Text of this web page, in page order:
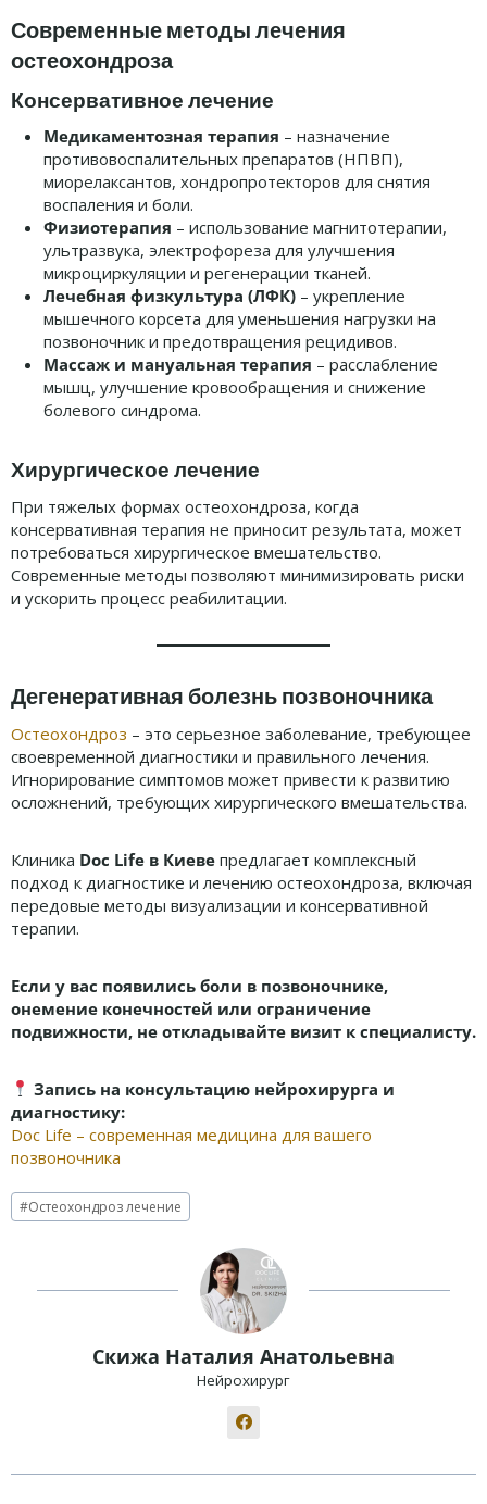
Современные методы лечения
остеохондроза
Консервативное лечение
Медикаментозная терапия – назначение
противовоспалительных препаратов (НПВП),
миорелаксантов, хондропротекторов для снятия
воспаления и боли.
Физиотерапия – использование магнитотерапии,
ультразвука, электрофореза для улучшения
микроциркуляции и регенерации тканей.
Лечебная физкультура (ЛФК) – укрепление
мышечного корсета для уменьшения нагрузки на
позвоночник и предотвращения рецидивов.
Массаж и мануальная терапия – расслабление
мышц, улучшение кровообращения и снижение
болевого синдрома.
Хирургическое лечение
При тяжелых формах остеохондроза, когда
консервативная терапия не приносит результата, может
потребоваться хирургическое вмешательство.
Современные методы позволяют минимизировать риски
и ускорить процесс реабилитации.
Дегенеративная болезнь позвоночника
Остеохондроз – это серьезное заболевание, требующее
своевременной диагностики и правильного лечения.
Игнорирование симптомов может привести к развитию
осложнений, требующих хирургического вмешательства.
Клиника Doc Life в Киеве предлагает комплексный
подход к диагностике и лечению остеохондроза, включая
передовые методы визуализации и консервативной
терапии.
Если у вас появились боли в позвоночнике,
онемение конечностей или ограничение
подвижности, не откладывайте визит к специалисту.
Запись на консультацию нейрохирурга и
диагностику:
Doc Life – современная медицина для вашего
позвоночника
Метки
записи:
#Остеохондроз лечение
Скижа Наталия Анатольевна
Нейрохирург